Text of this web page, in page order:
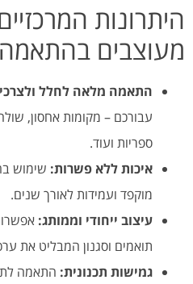
היתרונות
מעוצבים
התאמה מלאה לחלל
עבורכם – מקומות אחסון,
ספריות ועוד.
איכות ללא פשרות: שימוש
מוקפד ועמידות לאורך שנים.
עיצוב ייחודי וממותג:
תואמים וסגנון המבליט את
גמישות תכנונית: התאמה